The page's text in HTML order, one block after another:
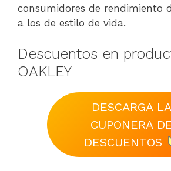
consumidores de rendimiento
a los de estilo de vida.
Descuentos en
OAKLEY
DESCARGA LA
CUPONERA
DESCUENTOS